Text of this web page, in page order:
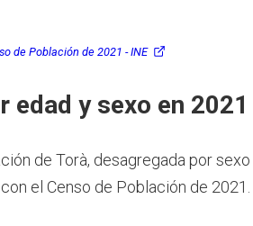
de Población de 2021 - INE
edad y sexo en 2021
de Torà, desagregada por
el Censo de Población de 2021.